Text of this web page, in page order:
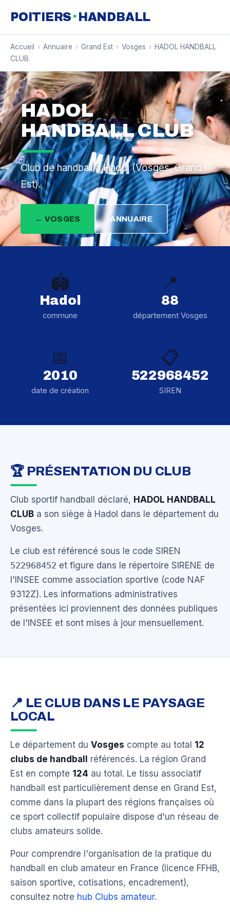
POITIERS · HANDBALL
Accueil › Annuaire › Grand Est › Vosges › HADOL HANDBALL
CLUB
HADOL
HANDBALL CLUB
Club de handball à Hadol (Vosges, Grand
Est).
← VOSGES ANNUAIRE
🏟️
Hadol
commune
📍
88
département Vosges
📅
2010
date de création
📋
522968452
SIREN
🏆 PRÉSENTATION DU CLUB
Club sportif handball déclaré, HADOL HANDBALL
CLUB a son siège à Hadol dans le département du
Vosges.
Le club est référencé sous le code SIREN
522968452 et figure dans le répertoire SIRENE de
l'INSEE comme association sportive (code NAF
9312Z). Les informations administratives
présentées ici proviennent des données publiques
de l'INSEE et sont mises à jour mensuellement.
📍 LE CLUB DANS LE PAYSAGE
LOCAL
Le département du Vosges compte au total 12
clubs de handball
référencés. La région Grand
Est en compte 124 au total. Le tissu associatif
handball est particulièrement dense en Grand Est,
comme dans la plupart des régions françaises où
ce sport collectif populaire dispose d'un réseau de
clubs amateurs solide.
Pour comprendre l'organisation de la pratique du
handball en club amateur en France (licence FFHB,
saison sportive, cotisations, encadrement),
consultez notre hub Clubs amateur.